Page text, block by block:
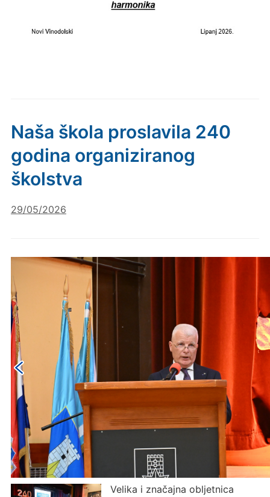
Naša škola proslavila 240
godina organiziranog
školstva
29/05/2026
Velika i značajna obljetnica